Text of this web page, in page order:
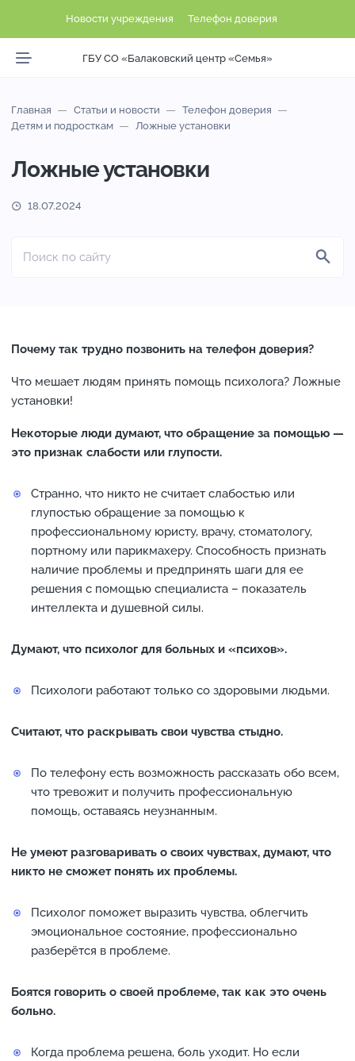
Новости учреждения Телефон доверия
ГБУ СО «Балаковский центр «Семья»
Главная Статьи и новости
Телефон доверия
Детям и подросткам
Ложные установки
Ложные установки
18.07.2024
Почему так трудно позвонить на телефон доверия?
Что мешает людям принять помощь психолога? Ложные
установки!
Некоторые люди думают, что обращение за помощью —
это признак слабости или глупости.
Странно, что никто не считает слабостью или
глупостью обращение за помощью к
профессиональному юристу, врачу, стоматологу,
портному или парикмахеру. Способность признать
наличие проблемы и предпринять шаги для ее
решения с помощью специалиста – показатель
интеллекта и душевной силы.
Думают, что психолог для больных и «психов».
Психологи работают только со здоровыми людьми.
Считают, что раскрывать свои чувства стыдно.
По телефону есть возможность рассказать обо всем,
что тревожит и получить профессиональную
помощь, оставаясь неузнанным.
Не умеют разговаривать о своих чувствах, думают, что
никто не сможет понять их проблемы.
Психолог поможет выразить чувства, облегчить
эмоциональное состояние, профессионально
разберётся в проблеме.
Боятся говорить о своей проблеме, так как это очень
больно.
Когда проблема решена, боль уходит. Но если